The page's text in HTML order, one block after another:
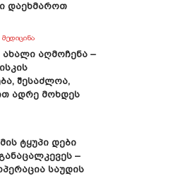
Დაეხმაროთ
ᲛᲔᲓᲘᲪᲘᲜᲐ
Ახალი Აღმოჩენა –
Შესაძლოა,
Ადრე Მოხდეს
Ტყუპი Დები
–
Საუდის